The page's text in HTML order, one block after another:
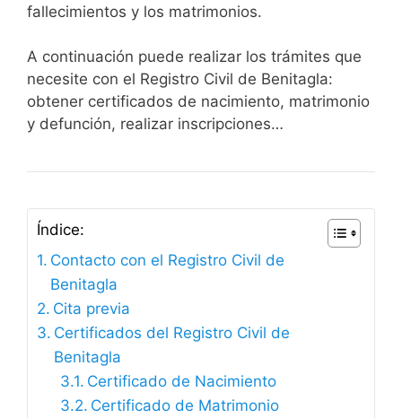
fallecimientos y los matrimonios.
A continuación puede realizar los trámites que
necesite con el Registro Civil de Benitagla:
obtener certificados de nacimiento, matrimonio
y defunción, realizar inscripciones…
Índice:
Contacto con el Registro Civil de
Benitagla
Cita previa
Certificados del Registro Civil de
Benitagla
Certificado de Nacimiento
Certificado de Matrimonio